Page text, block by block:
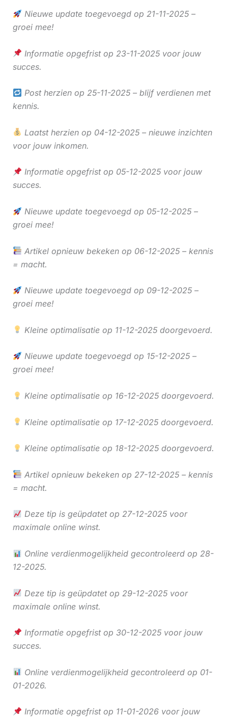
Nieuwe update toegevoegd op 21-11-2025 –
groei mee!
Informatie opgefrist op 23-11-2025 voor jouw
succes.
Post herzien op 25-11-2025 – blijf verdienen met
kennis.
Laatst herzien op 04-12-2025 – nieuwe inzichten
voor jouw inkomen.
Informatie opgefrist op 05-12-2025 voor jouw
succes.
Nieuwe update toegevoegd op 05-12-2025 –
groei mee!
Artikel opnieuw bekeken op 06-12-2025 – kennis
= macht.
Nieuwe update toegevoegd op 09-12-2025 –
groei mee!
Kleine optimalisatie op 11-12-2025 doorgevoerd.
Nieuwe update toegevoegd op 15-12-2025 –
groei mee!
Kleine optimalisatie op 16-12-2025 doorgevoerd.
Kleine optimalisatie op 17-12-2025 doorgevoerd.
Kleine optimalisatie op 18-12-2025 doorgevoerd.
Artikel opnieuw bekeken op 27-12-2025 – kennis
= macht.
Deze tip is geüpdatet op 27-12-2025 voor
maximale online winst.
Online verdienmogelijkheid gecontroleerd op 28-
12-2025.
Deze tip is geüpdatet op 29-12-2025 voor
maximale online winst.
Informatie opgefrist op 30-12-2025 voor jouw
succes.
Online verdienmogelijkheid gecontroleerd op 01-
01-2026.
Informatie opgefrist op 11-01-2026 voor jouw